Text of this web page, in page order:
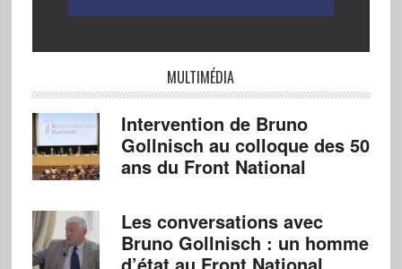
MULTIMÉDIA
Intervention de Bruno
Gollnisch au colloque des 50
ans du Front National
Les conversations avec
Bruno Gollnisch : un homme